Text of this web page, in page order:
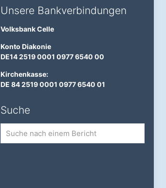
Unsere Bankverbindungen
Volksbank Celle
Konto Diakonie
DE14 2519 0001 0977 6540 00
Kirchenkasse:
DE 84 2519 0001 0977 6540 01
Suche
nach